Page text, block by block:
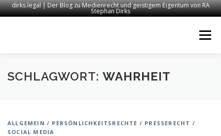
dirks.legal | Der Blog zu Medienrecht und geistigem Eigentum von RA
Stephan Dirks
Menü
START KONTAKT RECHTSANWALT DIRKS
SCHLAGWORT: WAHRHEIT
ALLGEMEIN / PERSÖNLICHKEITSRECHTE / PRESSERECHT /
SOCIAL MEDIA